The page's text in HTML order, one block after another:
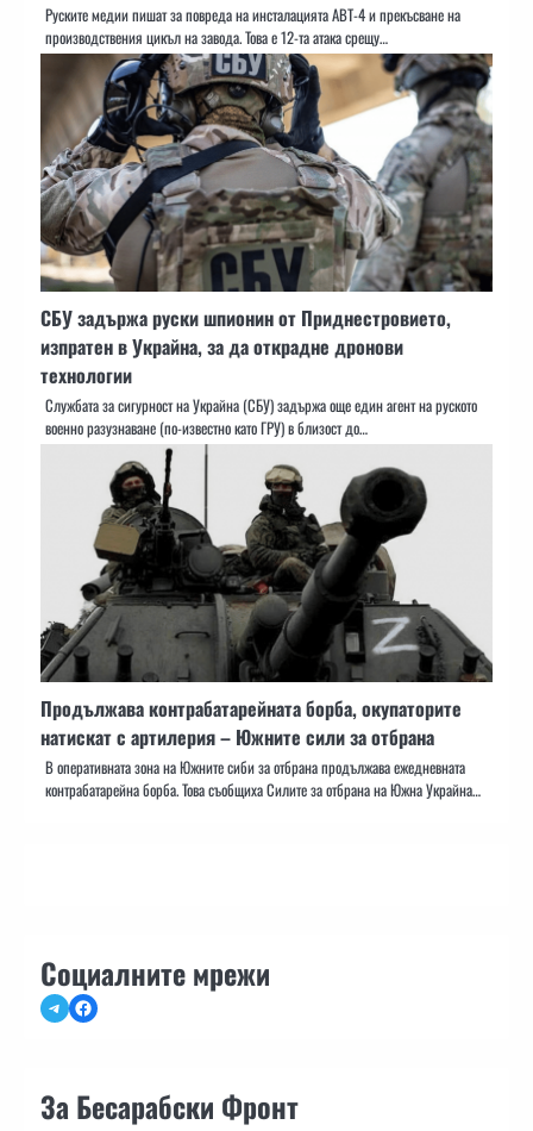
Руските медии пишат за повреда на инсталацията АВТ-4 и прекъсване на
производствения цикъл на завода. Това е 12-та атака срещу…
СБУ задържа руски шпионин от Приднестровието,
изпратен в Украйна, за да открадне дронови
технологии
Службата за сигурност на Украйна (СБУ) задържа още един агент на руското
военно разузнаване (по-известно като ГРУ) в близост до…
Продължава контрабатарейната борба, окупаторите
натискат с артилерия – Южните сили за отбрана
В оперативната зона на Южните сиби за отбрана продължава ежедневната
контрабатарейна борба. Това съобщиха Силите за отбрана на Южна Украйна…
Социалните мрежи
TelegramFacebook
За Бесарабски Фронт